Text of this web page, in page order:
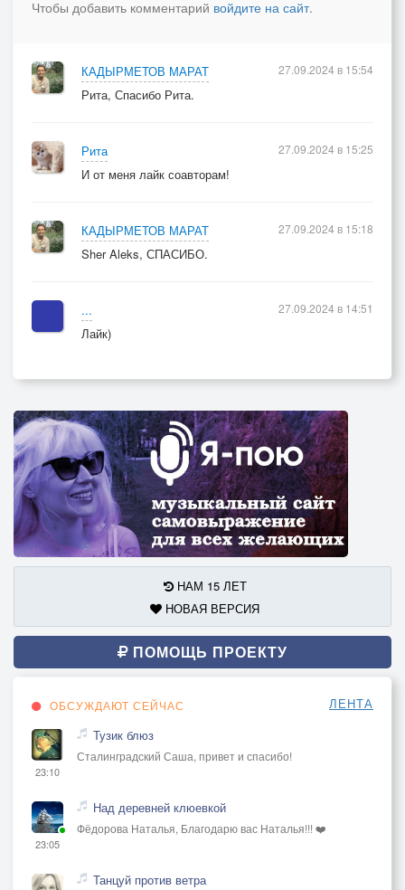
Чтобы добавить комментарий войдите на сайт.
КАДЫРМЕТОВ МАРАТ
Рита, Спасибо Рита.
27.09.2024 в 15:54
Рита
И от меня лайк соавторам!
27.09.2024 в 15:25
КАДЫРМЕТОВ МАРАТ
Sher Aleks, СПАСИБО.
27.09.2024 в 15:18
...
Лайк)
27.09.2024 в 14:51
НАМ 15 ЛЕТ
НОВАЯ ВЕРСИЯ
ПОМОЩЬ ПРОЕКТУ
ОБСУЖДАЮТ СЕЙЧАС ЛЕНТА
23:10
Тузик блюз
Сталинградский Саша, привет и спасибо!
23:05
Над деревней клюевкой
Фёдорова Наталья, Благодарю вас Наталья!!! ❤️
Танцуй против ветра